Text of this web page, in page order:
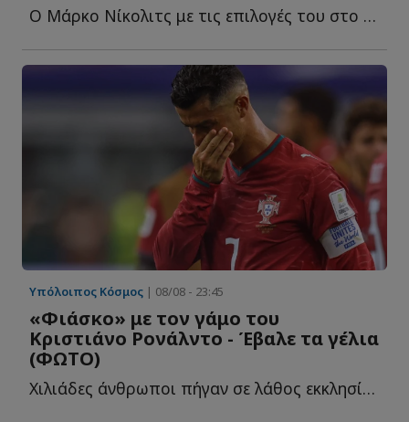
Ο Μάρκο Νίκολιτς με τις επιλογές του στο φιλικό της Α...
Υπόλοιπος Κόσμος | 08/08 - 23:45
«Φιάσκο» με τον γάμο του
Κριστιάνο Ρονάλντο - Έβαλε τα γέλια
(ΦΩΤΟ)
Χιλιάδες άνθρωποι πήγαν σε λάθος εκκλησία! Σχολίασε κ...